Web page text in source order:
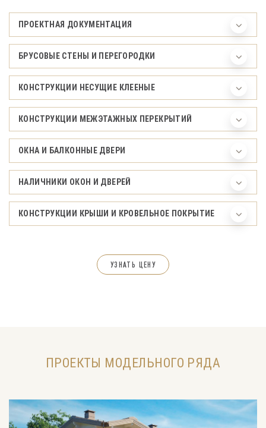
ПРОЕКТНАЯ ДОКУМЕНТАЦИЯ
БРУСОВЫЕ СТЕНЫ И ПЕРЕГОРОДКИ
КОНСТРУКЦИИ НЕСУЩИЕ КЛЕЕНЫЕ
КОНСТРУКЦИИ МЕЖЭТАЖНЫХ ПЕРЕКРЫТИЙ
ОКНА И БАЛКОННЫЕ ДВЕРИ
НАЛИЧНИКИ ОКОН И ДВЕРЕЙ
КОНСТРУКЦИИ КРЫШИ И КРОВЕЛЬНОЕ ПОКРЫТИЕ
УЗНАТЬ ЦЕНУ
ПРОЕКТЫ МОДЕЛЬНОГО РЯДА